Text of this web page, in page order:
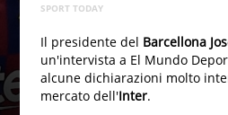
SPORT TODAY
Il presidente del Barcellona
un'intervista a El Mundo
alcune dichiarazioni molto
mercato dell'Inter.